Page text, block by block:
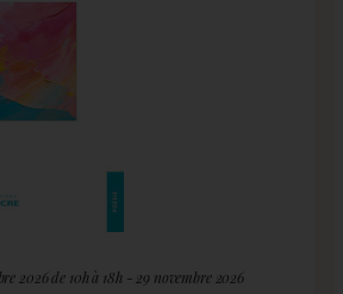
par dimanche 29 novembre 2026 de 10h à 18h - 29 novembre 2026